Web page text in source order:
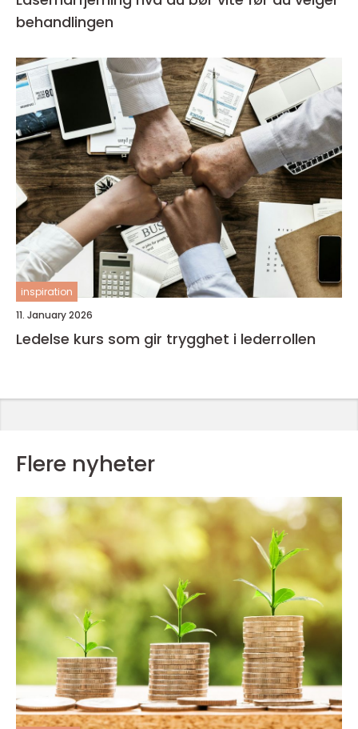
behandlingen
inspiration
11. January 2026
Ledelse kurs som gir trygghet i lederrollen
Flere nyheter